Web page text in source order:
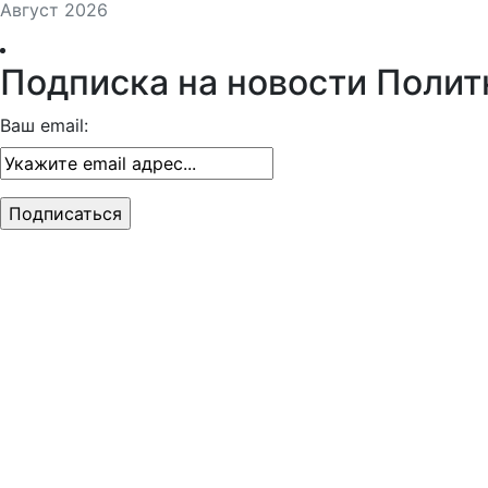
Август 2026
Подписка на новости
Ваш email: